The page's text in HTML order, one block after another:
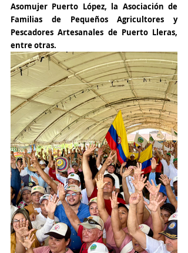
Asomujer Puerto López, la Asociación de
Familias de Pequeños Agricultores y
Pescadores Artesanales de Puerto Lleras,
entre otras.